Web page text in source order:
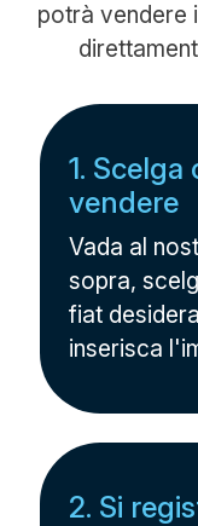
potrà vendere
1. Scelga
vendere
Vada al
sopra,
fiat
inserisca
2. Si